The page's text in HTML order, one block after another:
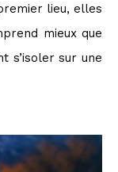
lieu, elles
mieux que
s’isoler sur une